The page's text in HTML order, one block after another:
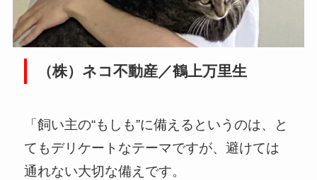
（株）ネコ不動産／鶴上万里生
「飼い主の“もしも”に備えるというのは、と
てもデリケートなテーマですが、避けては
通れない大切な備えです。